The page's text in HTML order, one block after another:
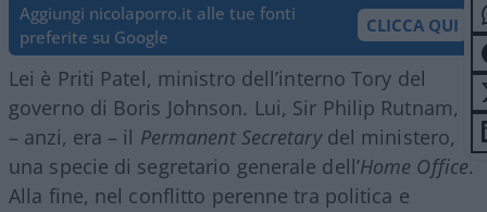
Aggiungi nicolaporro.it alle tue fonti
preferite su Google
CLICCA QUI
Lei è Priti Patel, ministro dell’interno Tory del
governo di Boris Johnson. Lui, Sir Philip Rutnam, è
– anzi, era – il Permanent Secretarydel ministero,
una specie di segretario generale dell’Home Office.
Alla fine, nel conflitto perenne tra politica e